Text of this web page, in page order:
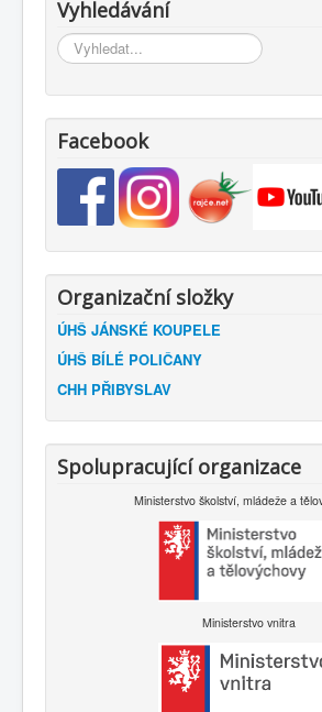
Vyhledávání
Vyhledávání...
Facebook
Organizační složky
ÚHŠ JÁNSKÉ KOUPELE
ÚHŠ BÍLÉ POLIČANY
CHH PŘIBYSLAV
Spolupracující organizace
Ministerstvo školství, mládeže a
Ministerstvo vnitra